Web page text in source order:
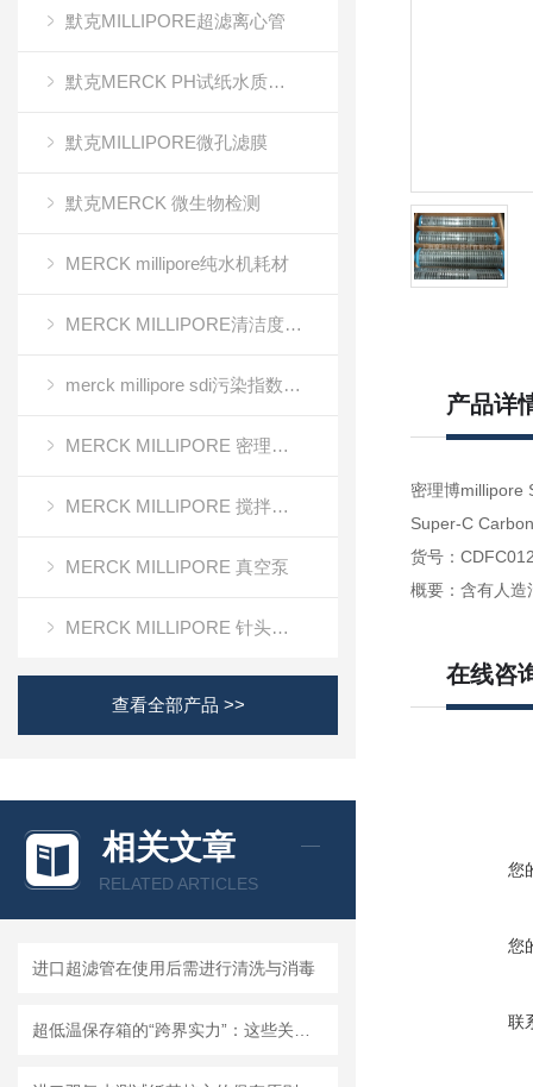
默克MILLIPORE超滤离心管
默克MERCK PH试纸水质分析
默克MILLIPORE微孔滤膜
默克MERCK 微生物检测
MERCK millipore纯水机耗材
MERCK MILLIPORE清洁度检测专用膜
merck millipore sdi污染指数检测膜
MERCK MILLIPORE 密理博清洁度检测设备
MERCK MILLIPORE 搅拌式超滤装置超滤杯
MERCK MILLIPORE 真空泵
MERCK MILLIPORE 针头滤器针头式滤器
查看全部产品 >>
相关文章
RELATED ARTICLES
进口超滤管在使用后需进行清洗与消毒
产品详
密理博millipore
Super-C
货号：
概要：含有人
在线咨
您
您
联